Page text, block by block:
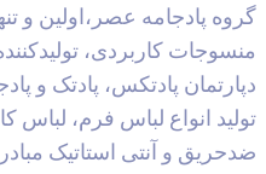
پادجامه عصر،اولین و
کاربردی، تولیدکننده
پادتکس، پادتک و
انواع لباس فرم، لباس کار
و آنتی استاتیک مبادرت